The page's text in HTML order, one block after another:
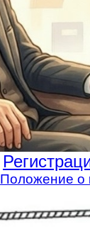
Положение о